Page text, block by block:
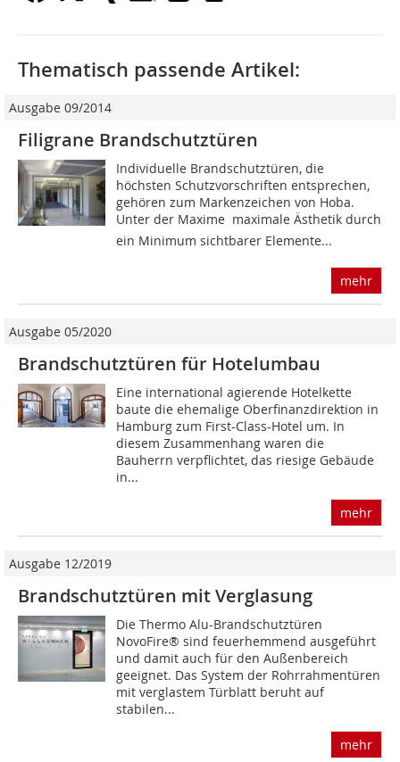
Thematisch passende Artikel:
Ausgabe 09/2014
Filigrane Brandschutztüren
Individuelle Brandschutztüren, die
höchsten Schutzvorschriften entsprechen,
gehören zum Markenzeichen von Hoba.
Unter der Maxime maximale Ästhetik durch
ein Minimum sichtbarer Elemente...
mehr
Ausgabe 05/2020
Brandschutztüren für Hotelumbau
Eine international agierende Hotelkette
baute die ehemalige Oberfinanzdirektion in
Hamburg zum First-Class-Hotel um. In
diesem Zusammenhang waren die
Bauherrn verpflichtet, das riesige Gebäude
in...
mehr
Ausgabe 12/2019
Brandschutztüren mit Verglasung
Die Thermo Alu-Brandschutztüren
NovoFire® sind feuerhemmend ausgeführt
und damit auch für den Außenbereich
geeignet. Das System der Rohrrahmentüren
mit verglastem Türblatt beruht auf
stabilen...
mehr